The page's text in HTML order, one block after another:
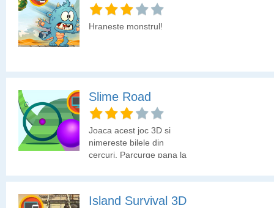
Hraneste monstrul!
Slime Road
Joaca acest joc 3D si
nimereste bilele din
cercuri. Parcurge pana la
Island Survival 3D